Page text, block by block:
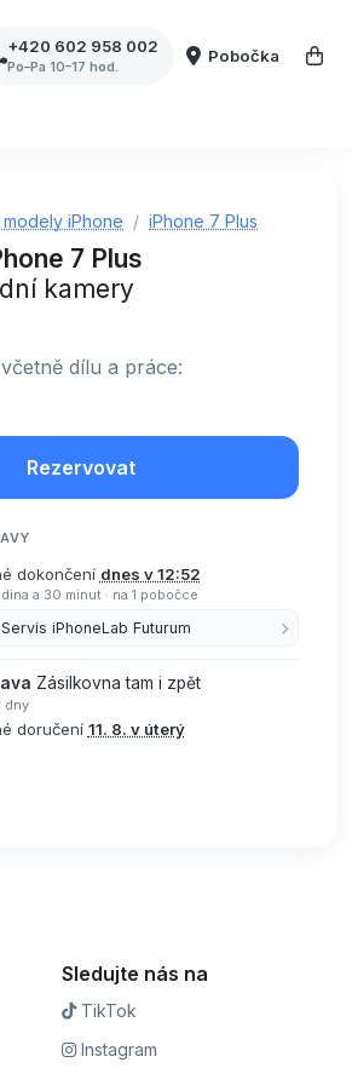
+420 602 958 002
Po–Pa 10–17 hod.
Pobočka
modely iPhone iPhone 7 Plus
7 Plus
kamery
dílu a práce:
Rezervovat
dokončení dnes v 12:52
a 30 minut · na 1 pobočce
Servis iPhoneLab Futurum
Zásilkovna tam i zpět
dny
doručení 11. 8. v úterý
Sledujte nás na
TikTok
Instagram